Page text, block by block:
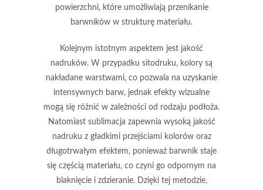
powierzchni, które umożliwiają przenikanie
barwników w strukturę materiału.
Kolejnym istotnym aspektem jest jakość
nadruków. W przypadku sitodruku, kolory są
nakładane warstwami, co pozwala na uzyskanie
intensywnych barw, jednak efekty wizualne
mogą się różnić w zależności od rodzaju podłoża.
Natomiast sublimacja zapewnia wysoką jakość
nadruku z gładkimi przejściami kolorów oraz
długotrwałym efektem, ponieważ barwnik staje
się częścią materiału, co czyni go odpornym na
blaknięcie i zdzieranie. Dzięki tej metodzie,